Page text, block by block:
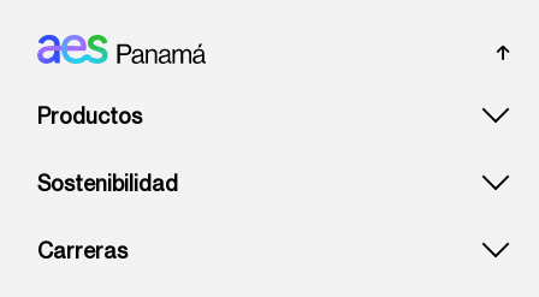
Footer: Panama
Productos
Sostenibilidad
Carreras